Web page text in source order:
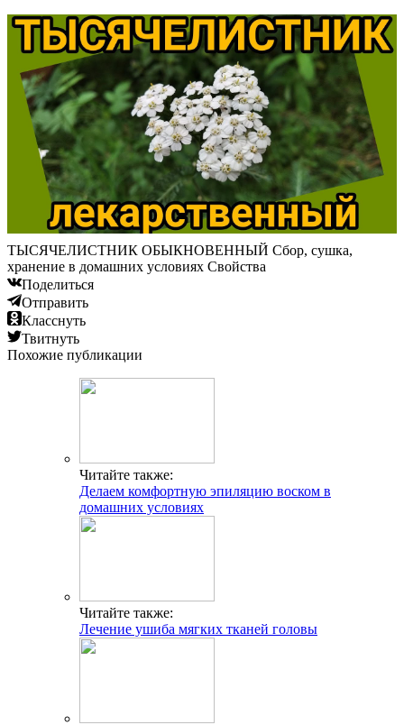
ТЫСЯЧЕЛИСТНИК ОБЫКНОВЕННЫЙ Сбор, сушка,
хранение в домашних условиях Свойства
Поделиться
Отправить
Класснуть
Твитнуть
Похожие публикации
Читайте также:
Делаем комфортную эпиляцию воском в
домашних условиях
Читайте также:
Лечение ушиба мягких тканей головы